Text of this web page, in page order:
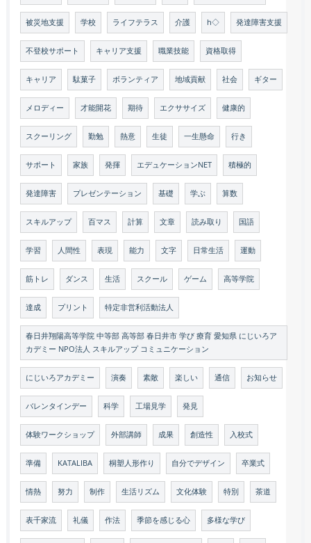
被災地支援 学校 ライフテラス 介護 h◇ 発達障害支援
不登校サポート キャリア支援 職業技能 資格取得
キャリア 駄菓子 ボランティア 地域貢献 社会 ギター
メロディー 才能開花 期待 エクササイズ 健康的
スクーリング 勤勉 熱意 生徒 一生懸命 行き
サポート 家族 発揮 エデュケーションNET 積極的
発達障害 プレゼンテーション 基礎 学ぶ 算数
スキルアップ 百マス 計算 文章 読み取り 国語
学習 人間性 表現 能力 文字 日常生活 運動
筋トレ ダンス 生活 スクール ゲーム 高等学院
達成 プリント 特定非営利活動法人
春日井翔陽高等学院 中等部 高等部 春日井市 学び 療育 愛知県 にじいろア
カデミー NPO法人 スキルアップ コミュニケーション
にじいろアカデミー 演奏 素敵 楽しい 通信 お知らせ
バレンタインデー 科学 工場見学 発見
体験ワークショップ 外部講師 成果 創造性 入校式
準備 KATALIBA 桐塑人形作り 自分でデザイン 卒業式
情熱 努力 制作 生活リズム 文化体験 特別 茶道
表千家流 礼儀 作法 季節を感じる心 多様な学び